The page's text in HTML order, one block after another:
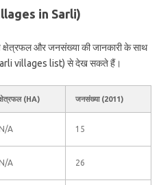
in Sarli)
क्षेत्रफल और जनसंख्या की जानकारी के साथ
(sarli villages list) से देख सकते हैं।
(HA) जनसंख्या (2011)
A 15
A 26